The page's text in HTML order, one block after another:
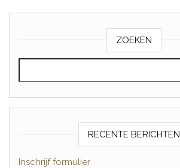
ZOEKEN
RECENTE BERICHTEN
Inschrijf formulier